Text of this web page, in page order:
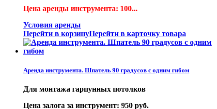
Цена аренды инструмента: 100...
Условия аренды
Перейти в корзинуПерейти в карточку товара
Аренда инструмента. Шпатель 90 градусов с одним гибом
Для монтажа гарпунных потолков
Цена залога за инструмент: 950 руб.